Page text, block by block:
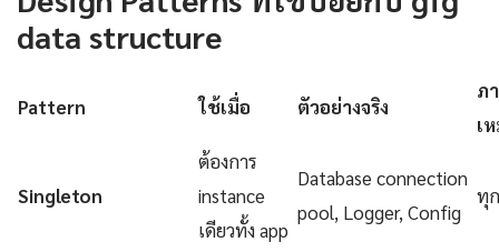
data structure
Pattern ใช้เมื่อ ตัวอย่างจริง
ภ
เ
Singleton
ต้องการ
instance
เดียวทั้ง app
Database connection
pool, Logger, Config
ทุ